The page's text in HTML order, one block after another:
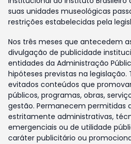
suas unidades museológicas
restrições estabelecidas pela
Nos três meses que antecedem
divulgação de publicidade
entidades da Administração
hipóteses previstas na
evitados conteúdos que
públicos, programas, obras,
gestão. Permanecem permitidas
estritamente administrativas,
emergenciais ou de utilidade
caráter publicitário ou